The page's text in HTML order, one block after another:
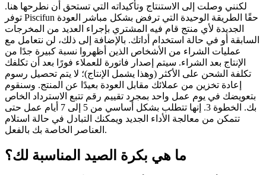
لكنني وصلت إلى الاستنتاج وتأكيداته التي تستحق أن نطرحها هنا.
توفر Piscifun حقًا الطريقة الوحيدة التي ترفض بشكل مباشر العودة
الجديدة لأي منتج قام فيه المشتري بإجراء العديد من المخرجات
السابقة أو في حالة استخدام أداتك. بالإضافة إلى ذلك، لن نتعامل مع
عمليات الشراء من الأشخاص الذين أظهروا نسبة كبيرة جدًا من
الإنتاج بعد الشراء. سيتم إصدار فاتورة للعملاء فورًا بعد أن تكلفك
تكلفة الشحن على الأكثر (وهذا يشمل الإنتاج)؛ لا يتم تحصيل رسوم
إعادة تخزين من عملائك مقابل العودة بعيدًا عن المنتج. وسنقوم
بتعويضك في يوم عمل واحد بمجرد تقييم رقم تتبع الاسترداد الخاص
بك. الخطوة 3. إنها تتطلب بشكل أساسي من 5 إلى 7 أيام عمل حتى
تتمكن من معالجة الأداء الجديد ويمكنك التبادل في حالة استلام
العناصر الخاصة بك بالفعل.
ما هي بكرة الصيد المناسبة لك؟